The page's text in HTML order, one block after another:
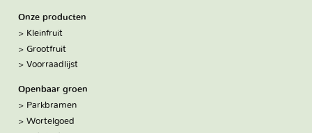
Onze producten
Kleinfruit
Grootfruit
Voorraadlijst
Openbaar groen
Parkbramen
Wortelgoed